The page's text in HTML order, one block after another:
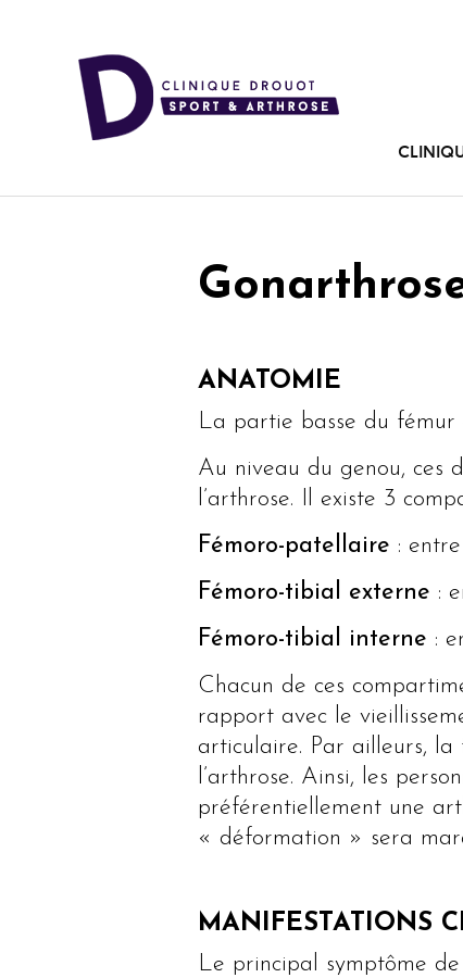
ANATOMIE
La partie basse du
Au niveau du genou, ces
l’arthrose. Il existe 3
Fémoro-patellaire :
Fémoro-tibial externe :
Fémoro-tibial interne :
Chacun de ces
rapport avec le
articulaire. Par ailleurs,
l’arthrose. Ainsi, les
préférentiellement une
« déformation » sera
MANIFESTATIONS
Le principal symptôme